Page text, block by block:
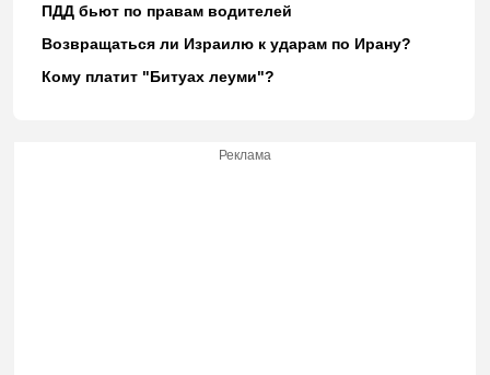
ПДД бьют по правам водителей
Возвращаться ли Израилю к ударам по Ирану?
Кому платит "Битуах леуми"?
Реклама